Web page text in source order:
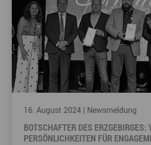
16. August 2024 | Newsmeldung
BOTSCHAFTER DES ERZGEBIRGES:
PERSÖNLICHKEITEN FÜR